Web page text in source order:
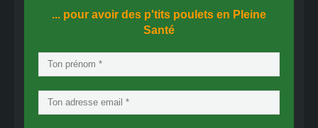
... pour avoir des p'tits poulets en Pleine
Santé